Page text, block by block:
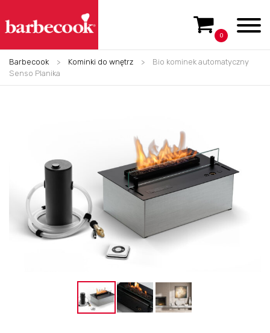
0
Barbecook > Kominki do wnętrz >
Bio kominek automatyczny
Senso Planika